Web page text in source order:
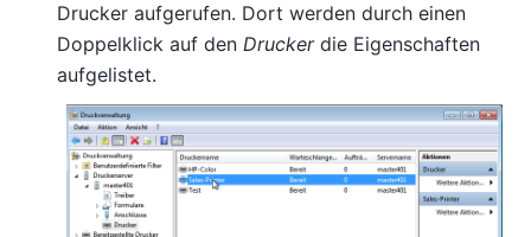
Drucker aufgerufen. Dort werden durch einen
Doppelklick auf den Druckerdie Eigenschaften
aufgelistet.